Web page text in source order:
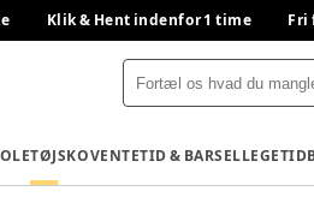
Klik & Hent indenfor 1 time Fri
TØJSKOVENTETID & BARSELLEGETID